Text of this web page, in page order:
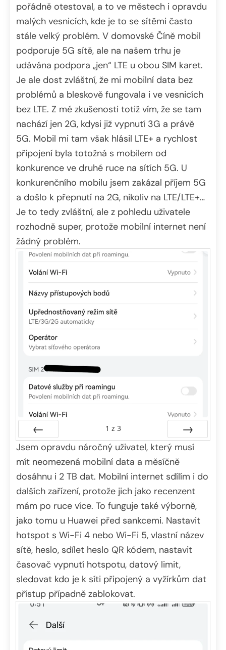
pořádně otestoval, a to ve městech i opravdu
malých vesnicích, kde je to se sítěmi často
stále velký problém. V domovské Číně mobil
podporuje 5G sítě, ale na našem trhu je
udávána podpora „jen“ LTE u obou SIM karet.
Je ale dost zvláštní, že mi mobilní data bez
problémů a bleskově fungovala i ve vesnicích
bez LTE. Z mé zkušenosti totiž vím, že se tam
nachází jen 2G, kdysi již vypnutí 3G a právě
5G. Mobil mi tam však hlásil LTE+ a rychlost
připojení byla totožná s mobilem od
konkurence ve druhé ruce na sítích 5G. U
konkurenčního mobilu jsem zakázal příjem 5G
a došlo k přepnutí na 2G, nikoliv na LTE/LTE+…
Je to tedy zvláštní, ale z pohledu uživatele
rozhodně super, protože mobilní internet není
žádný problém.
Předchozí
1 z 3
Další
Jsem opravdu náročný uživatel, který musí
mít neomezená mobilní data a měsíčně
dosáhnu i 2 TB dat. Mobilní internet sdílím i do
dalších zařízení, protože jich jako recenzent
mám po ruce více. To funguje také výborně,
jako tomu u Huawei před sankcemi. Nastavit
hotspot s Wi-Fi 4 nebo Wi-Fi 5, vlastní název
sítě, heslo, sdílet heslo QR kódem, nastavit
časovač vypnutí hotspotu, datový limit,
sledovat kdo je k síti připojený a vyžírkům dat
přístup případně zablokovat.